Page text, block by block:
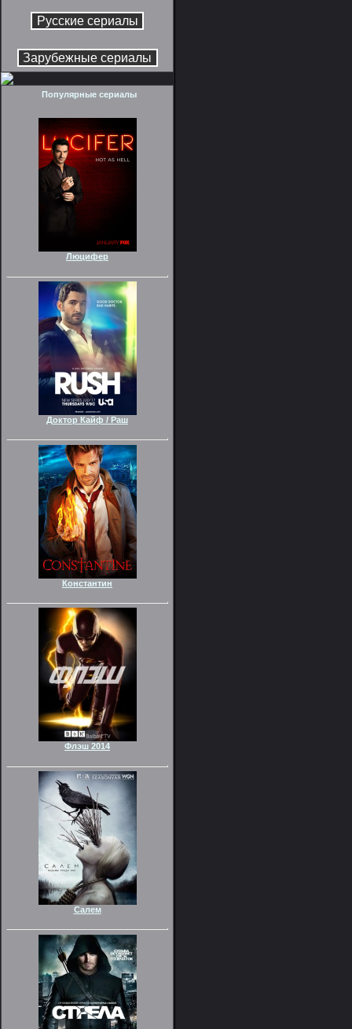
Популярные сериалы
Люцифер
Доктор Кайф / Раш
Константин
Флэш 2014
Салем